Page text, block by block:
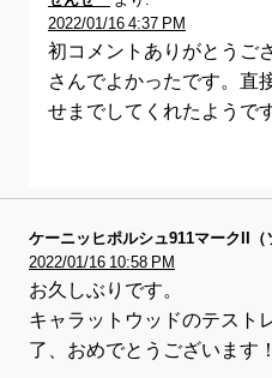
2022/01/16 4:37 PM
初コメントありがとうご
さんでよかったです。直
せまでしてくれたようで
ケーニッヒポルシュ911マークII（
2022/01/16 10:58 PM
お久しぶりです。
キャラットウッドのテスト
了、おめでとうございます！